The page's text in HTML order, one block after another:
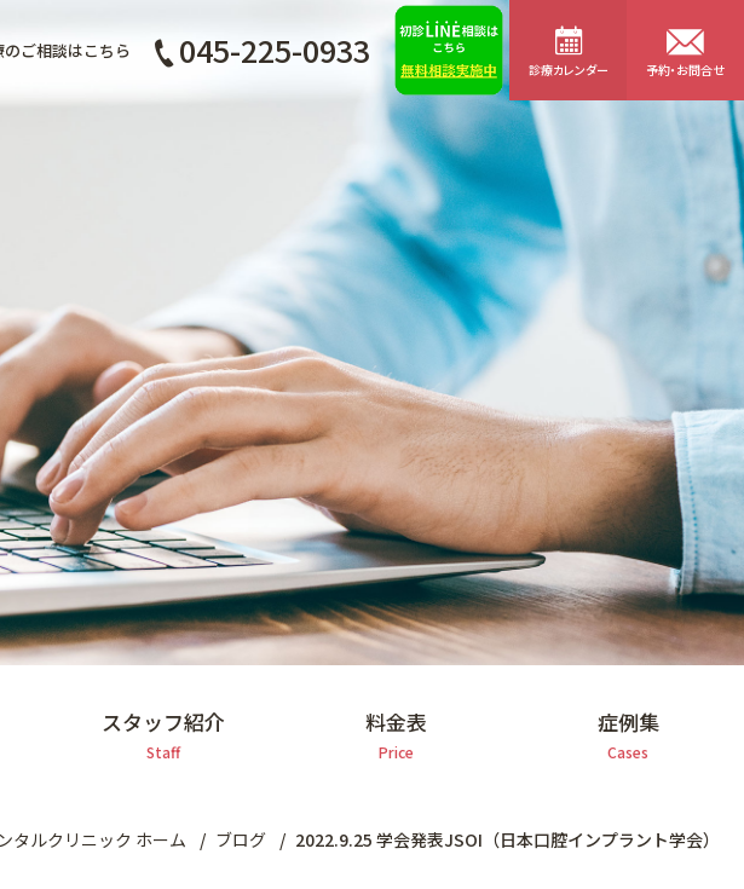
のご相談はこちら 045-225-0933 診療カレンダー 予約・お問合せ
スタッフ紹介
Staff
料金表
Price
症例集
Cases
タルクリニック ホーム ブログ 2022.9.25 学会発表JSOI（日本口腔インプラント学会）